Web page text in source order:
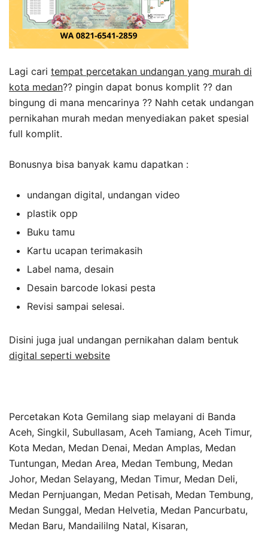
Lagi cari tempat percetakan undangan yang murah di
kota medan?? pingin dapat bonus komplit ?? dan
bingung di mana mencarinya ?? Nahh cetak undangan
pernikahan murah medan menyediakan paket spesial
full komplit.
Bonusnya bisa banyak kamu dapatkan :
undangan digital, undangan video
plastik opp
Buku tamu
Kartu ucapan terimakasih
Label nama, desain
Desain barcode lokasi pesta
Revisi sampai selesai.
Disini juga jual undangan pernikahan dalam bentuk
digital seperti website
Percetakan Kota Gemilang siap melayani di Banda
Aceh, Singkil, Subullasam, Aceh Tamiang, Aceh Timur,
Kota Medan, Medan Denai, Medan Amplas, Medan
Tuntungan, Medan Area, Medan Tembung, Medan
Johor, Medan Selayang, Medan Timur, Medan Deli,
Medan Pernjuangan, Medan Petisah, Medan Tembung,
Medan Sunggal, Medan Helvetia, Medan Pancurbatu,
Medan Baru, Mandaililng Natal, Kisaran,